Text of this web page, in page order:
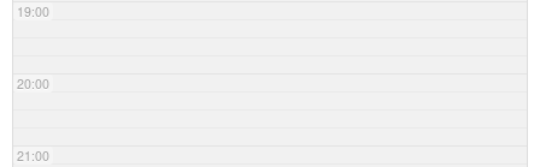
19:00
20:00
21:00